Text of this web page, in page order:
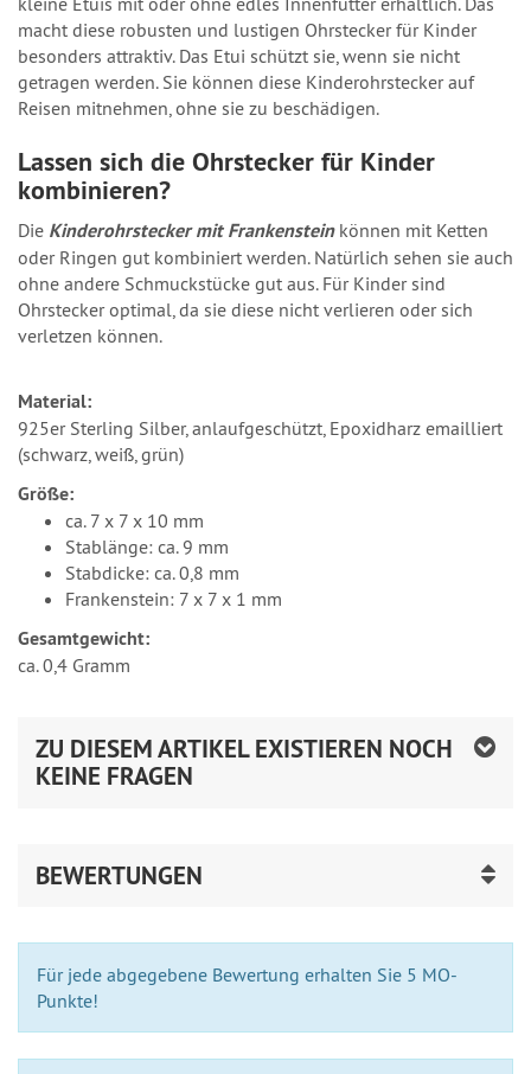
macht diese robusten und lustigen Ohrstecker für Kinder
besonders attraktiv. Das Etui schützt sie, wenn sie nicht
getragen werden. Sie können diese Kinderohrstecker auf
Reisen mitnehmen, ohne sie zu beschädigen.
Lassen sich die Ohrstecker für Kinder
kombinieren?
Die Kinderohrstecker mit Frankensteinkönnen mit Ketten
oder Ringen gut kombiniert werden. Natürlich sehen sie auch
ohne andere Schmuckstücke gut aus. Für Kinder sind
Ohrstecker optimal, da sie diese nicht verlieren oder sich
verletzen können.
Material:
925er Sterling Silber, anlaufgeschützt, Epoxidharz emailliert
(schwarz, weiß, grün)
Größe:
ca. 7 x 7 x 10 mm
Stablänge: ca. 9 mm
Stabdicke: ca. 0,8 mm
Frankenstein: 7 x 7 x 1 mm
Gesamtgewicht:
ca. 0,4 Gramm
ZU DIESEM ARTIKEL EXISTIEREN NOCH
KEINE FRAGEN
BEWERTUNGEN
Für jede abgegebene Bewertung erhalten Sie 5 MO-
Punkte!